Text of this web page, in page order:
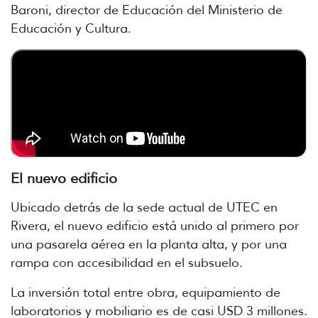
Baroni, director de Educación del Ministerio de
Educación y Cultura.
El nuevo edificio
Ubicado detrás de la sede actual de UTEC en
Rivera, el nuevo edificio está unido al primero por
una pasarela aérea en la planta alta, y por una
rampa con accesibilidad en el subsuelo.
La inversión total entre obra, equipamiento de
laboratorios y mobiliario es de casi USD 3 millones.